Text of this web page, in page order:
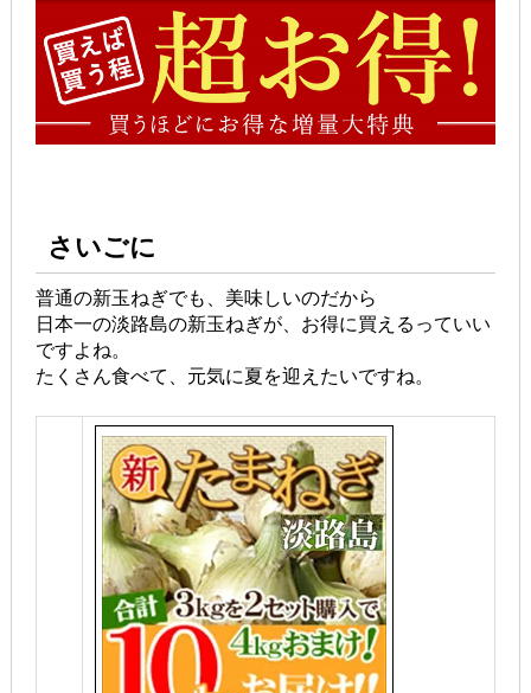
さいごに
普通の新玉ねぎでも、美味しいのだから
日本一の淡路島の新玉ねぎが、お得に買えるっていい
ですよね。
たくさん食べて、元気に夏を迎えたいですね。